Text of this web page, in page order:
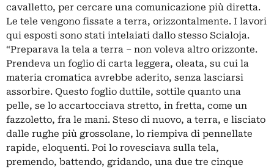
cavalletto, per cercare una comunicazione più diretta.
Le tele vengono fissate a terra, orizzontalmente. I lavori
qui esposti sono stati intelaiati dallo stesso Scialoja.
“Preparava la tela a terra – non voleva altro orizzonte.
Prendeva un foglio di carta leggera, oleata, su cui la
materia cromatica avrebbe aderito, senza lasciarsi
assorbire. Questo foglio duttile, sottile quanto una
pelle, se lo accartocciava stretto, in fretta, come un
fazzoletto, fra le mani. Steso di nuovo, a terra, e lisciato
dalle rughe più grossolane, lo riempiva di pennellate
rapide, eloquenti. Poi lo rovesciava sulla tela,
premendo, battendo, gridando, una due tre cinque